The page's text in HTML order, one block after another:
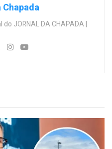
JORNAL DA CHAPADA |